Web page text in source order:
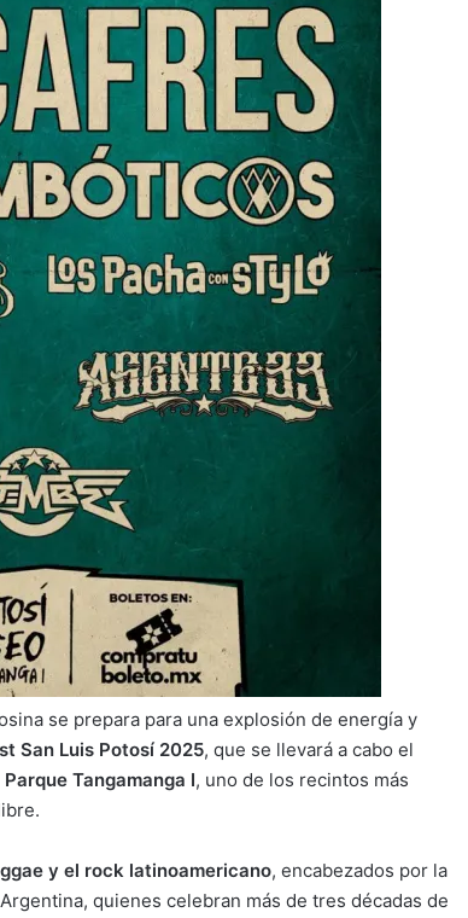
se prepara para una explosión de energía y
San Luis Potosí 2025, que se llevará a cabo el
Tangamanga I, uno de los recintos más
y el rock latinoamericano, encabezados por la
quienes celebran más de tres décadas de